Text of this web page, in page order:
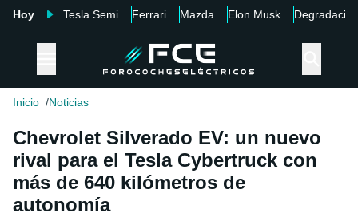
Hoy Tesla Semi Ferrari Mazda Elon Musk Degradación
Inicio Noticias
Chevrolet Silverado EV: un nuevo
rival para el Tesla Cybertruck con
más de 640 kilómetros de
autonomía